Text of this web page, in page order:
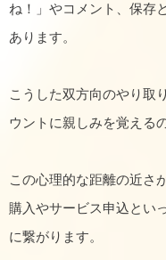
ね！」やコメント、保存
あります。
こうした双方向のやり取
ウントに親しみを覚える
この心理的な距離の近さ
購入やサービス申込とい
に繋がります。